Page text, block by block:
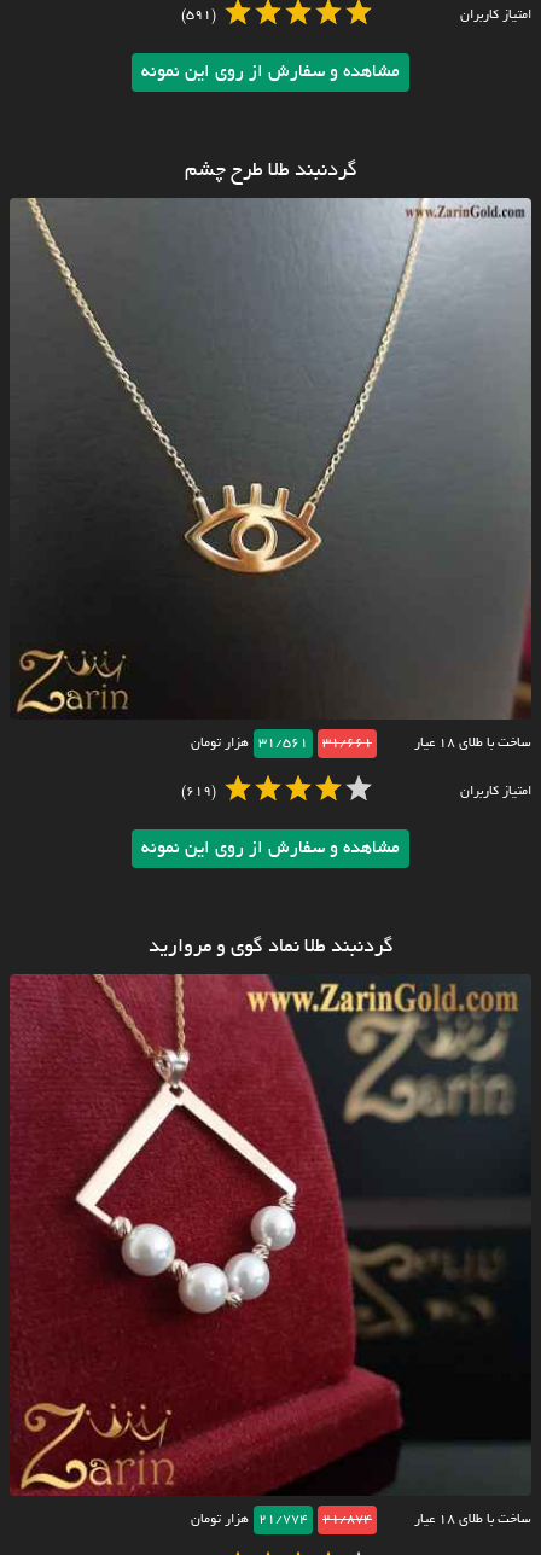
امتیاز کاربران (591)
مشاهده و سفارش از روی این نمونه
گردنبند طلا طرح چشم
ساخت با طلای ۱۸ عیار 31/661
31/561 هزار تومان
امتیاز کاربران (619)
مشاهده و سفارش از روی این نمونه
گردنبند طلا نماد گوی و مروارید
ساخت با طلای ۱۸ عیار 21/874
21/774 هزار تومان